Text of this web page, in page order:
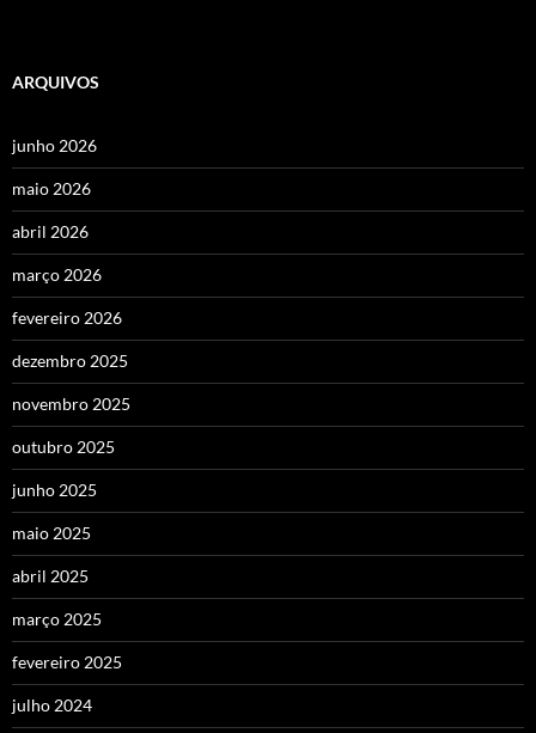
ARQUIVOS
junho 2026
maio 2026
abril 2026
março 2026
fevereiro 2026
dezembro 2025
novembro 2025
outubro 2025
junho 2025
maio 2025
abril 2025
março 2025
fevereiro 2025
julho 2024